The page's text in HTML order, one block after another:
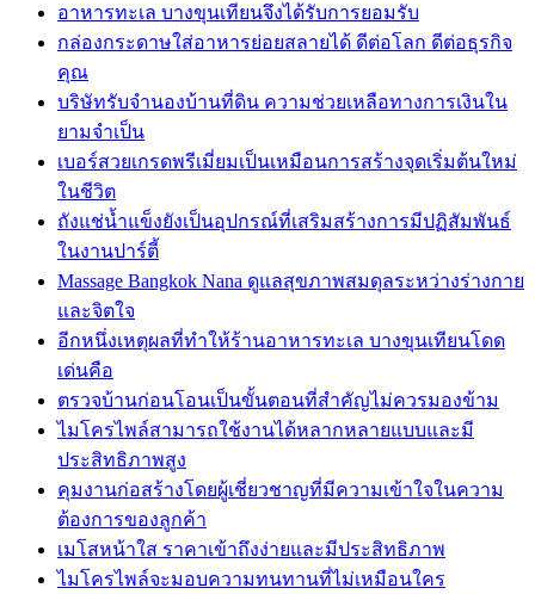
อาหารทะเล บางขุนเทียนจึงได้รับการยอมรับ
กล่องกระดาษใส่อาหารย่อยสลายได้ ดีต่อโลก ดีต่อธุรกิจ
คุณ
บริษัทรับจำนองบ้านที่ดิน ความช่วยเหลือทางการเงินใน
ยามจำเป็น
เบอร์สวยเกรดพรีเมี่ยมเป็นเหมือนการสร้างจุดเริ่มต้นใหม่
ในชีวิต
ถังแช่น้ำแข็งยังเป็นอุปกรณ์ที่เสริมสร้างการมีปฏิสัมพันธ์
ในงานปาร์ตี้
Massage Bangkok Nana ดูแลสุขภาพสมดุลระหว่างร่างกาย
และจิตใจ
อีกหนึ่งเหตุผลที่ทำให้ร้านอาหารทะเล บางขุนเทียนโดด
เด่นคือ
ตรวจบ้านก่อนโอนเป็นขั้นตอนที่สำคัญไม่ควรมองข้าม
ไมโครไพล์สามารถใช้งานได้หลากหลายแบบและมี
ประสิทธิภาพสูง
คุมงานก่อสร้างโดยผู้เชี่ยวชาญที่มีความเข้าใจในความ
ต้องการของลูกค้า
เมโสหน้าใส ราคาเข้าถึงง่ายและมีประสิทธิภาพ
ไมโครไพล์จะมอบความทนทานที่ไม่เหมือนใคร